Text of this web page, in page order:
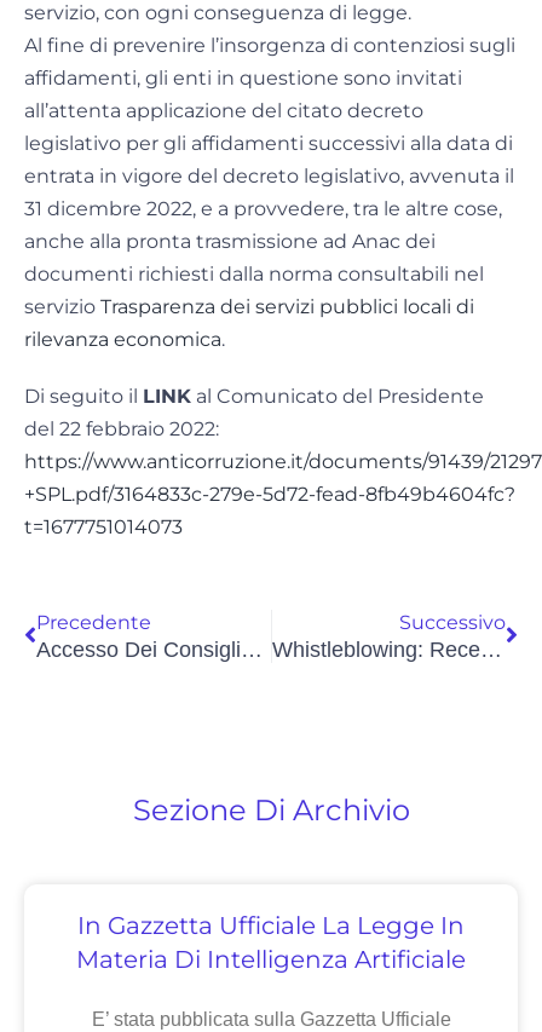
servizio, con ogni conseguenza di legge.
Al fine di prevenire l’insorgenza di contenziosi sugli
affidamenti, gli enti in questione sono invitati
all’attenta applicazione del citato decreto
legislativo per gli affidamenti successivi alla data di
entrata in vigore del decreto legislativo, avvenuta il
31 dicembre 2022, e a provvedere, tra le altre cose,
anche alla pronta trasmissione ad Anac dei
documenti richiesti dalla norma consultabili nel
servizio Trasparenza dei servizi pubblici locali di
rilevanza economica.
Di seguito il LINK al Comunicato del Presidente
del 22 febbraio 2022:
https://www.anticorruzione.it/documents/91439/
+SPL.pdf/3164833c-279e-5d72-fead-8fb49b4604fc?
t=1677751014073
Precedente
Accesso Dei Consiglieri: No All’ausilio Di Un Professionista
Successivo
Whistleblowing: Recepita In Italia La Direttiva (UE) 2019/1937
Sezione Di Archivio
In Gazzetta Ufficiale La Legge In
Materia Di Intelligenza Artificiale
E’ stata pubblicata sulla Gazzetta Ufficiale